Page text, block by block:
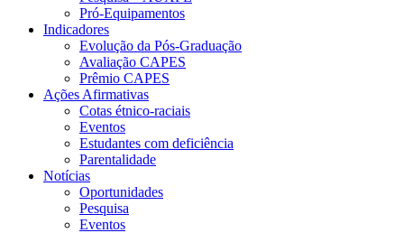
Pró-Equipamentos
Indicadores
Evolução da Pós-Graduação
Avaliação CAPES
Prêmio CAPES
Ações Afirmativas
Cotas étnico-raciais
Eventos
Estudantes com deficiência
Parentalidade
Notícias
Oportunidades
Pesquisa
Eventos